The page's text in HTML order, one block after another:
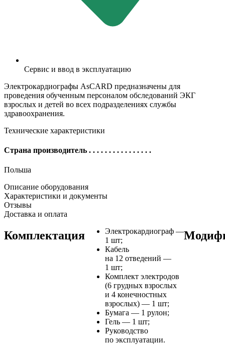
Сервис и ввод в эксплуатацию
Электрокардиографы AsCARD предназначены для
проведения обученным персоналом обследований ЭКГ
взрослых и детей во всех подразделениях службы
здравоохранения.
Технические характеристики
Страна производитель . . . . . . . . . . . . . . . .
Польша
Описание оборудования
Характеристики и документы
Отзывы
Доставка и оплата
Комплектация
Электрокардиограф —
1 шт;
Кабель
на 12 отведений —
1 шт;
Комплект электродов
(6 грудных взрослых
и 4 конечностных
взрослых) — 1 шт;
Бумага — 1 рулон;
Гель — 1 шт;
Руководство
по эксплуатации.